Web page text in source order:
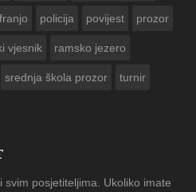
policija povijest prozor
vjesnik ramsko jezero
srednja škola prozor turnir
svim posjetiteljima. Ukoliko imate